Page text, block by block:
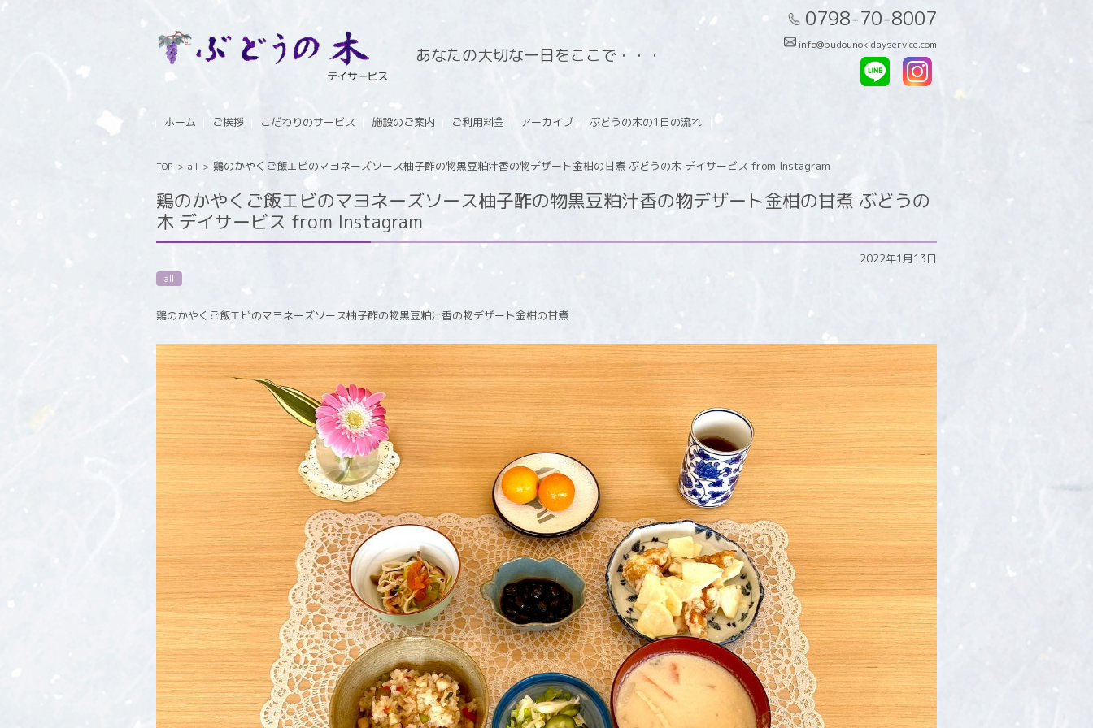
あなたの大切な一日をここで・・・
0798-70-8007
info@budounokidayservice.com
ホーム
ご挨拶 こだわりのサービス 施設のご案内 ご利用料金 アーカイブ ぶどうの木の1日の流れ
TOP > all > 鶏のかやくご飯エビのマヨネーズソース柚子酢の物黒豆粕汁香の物デザート金柑の甘煮 ぶどうの木 デイサービス from Instagram
鶏のかやくご飯エビのマヨネーズソース柚子酢の物黒豆粕汁香の物デザート金柑の甘煮 ぶどうの
木 デイサービス from Instagram
2022年1月13日
all
鶏のかやくご飯エビのマヨネーズソース柚子酢の物黒豆粕汁香の物デザート金柑の甘煮